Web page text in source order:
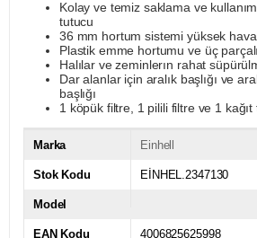
Kolay ve temiz saklama ve
tutucu
36 mm hortum sistemi yüksek hava
Plastik emme hortumu ve üç
Halılar ve zeminlerın rahat
Dar alanlar için aralık başlığı ve
başlığı
1 köpük filtre, 1 pilili filtre ve 1 kağıt
Marka Einhell
Stok Kodu EİNHEL.2347130
Model
EAN Kodu 4006825625998